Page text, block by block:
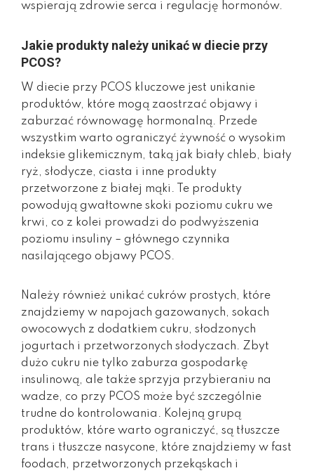
wspierają zdrowie serca i regulację hormonów.
Jakie produkty należy unikać w diecie przy
PCOS?
W diecie przy PCOS kluczowe jest unikanie
produktów, które mogą zaostrzać objawy i
zaburzać równowagę hormonalną. Przede
wszystkim warto ograniczyć żywność o wysokim
indeksie glikemicznym, taką jak biały chleb, biały
ryż, słodycze, ciasta i inne produkty
przetworzone z białej mąki. Te produkty
powodują gwałtowne skoki poziomu cukru we
krwi, co z kolei prowadzi do podwyższenia
poziomu insuliny – głównego czynnika
nasilającego objawy PCOS.
Należy również unikać cukrów prostych, które
znajdziemy w napojach gazowanych, sokach
owocowych z dodatkiem cukru, słodzonych
jogurtach i przetworzonych słodyczach. Zbyt
dużo cukru nie tylko zaburza gospodarkę
insulinową, ale także sprzyja przybieraniu na
wadze, co przy PCOS może być szczególnie
trudne do kontrolowania. Kolejną grupą
produktów, które warto ograniczyć, są tłuszcze
trans i tłuszcze nasycone, które znajdziemy w fast
foodach, przetworzonych przekąskach i